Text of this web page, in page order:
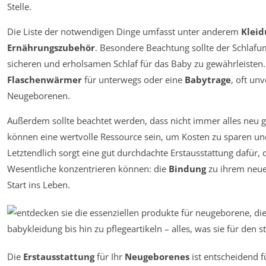
Stelle.
Die Liste der notwendigen Dinge umfasst unter anderem
Ernährungszubehör. Besondere Beachtung sollte der
sicheren und erholsamen Schlaf für das Baby zu
Flaschenwärmer für unterwegs oder eine Babytrage, oft
Neugeborenen.
Außerdem sollte beachtet werden, dass nicht immer alles neu
können eine wertvolle Ressource sein, um Kosten zu sparen
Letztendlich sorgt eine gut durchdachte Erstausstattung dafür,
Wesentliche konzentrieren können: die Bindungzu ihrem
Start ins Leben.
Die Erstausstattungfür Ihr Neugeborenes ist entscheidend